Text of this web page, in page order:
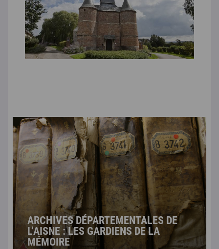
ARCHIVES DÉPARTEMENTALES DE
L’AISNE : LES GARDIENS DE LA
MÉMOIRE